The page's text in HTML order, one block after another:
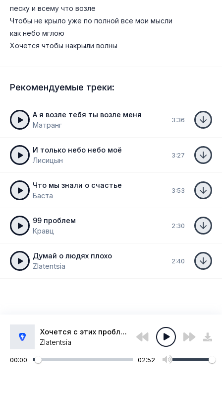
песку и всему что возле
Чтобы не крыло уже по полной все мои мысли
как небо мглою
Хочется чтобы накрыли волны
Рекомендуемые треки:
А я возле тебя ты возле меня
Матранг
3:36
И только небо небо моё
Лисицын
3:27
Что мы знали о счастье
Баста
3:53
99 проблем
Кравц
2:30
Думай о людях плохо
Zlatentsia
2:40
Хочется с этих проблем смеяться
Zlatentsia
00:00 02:52